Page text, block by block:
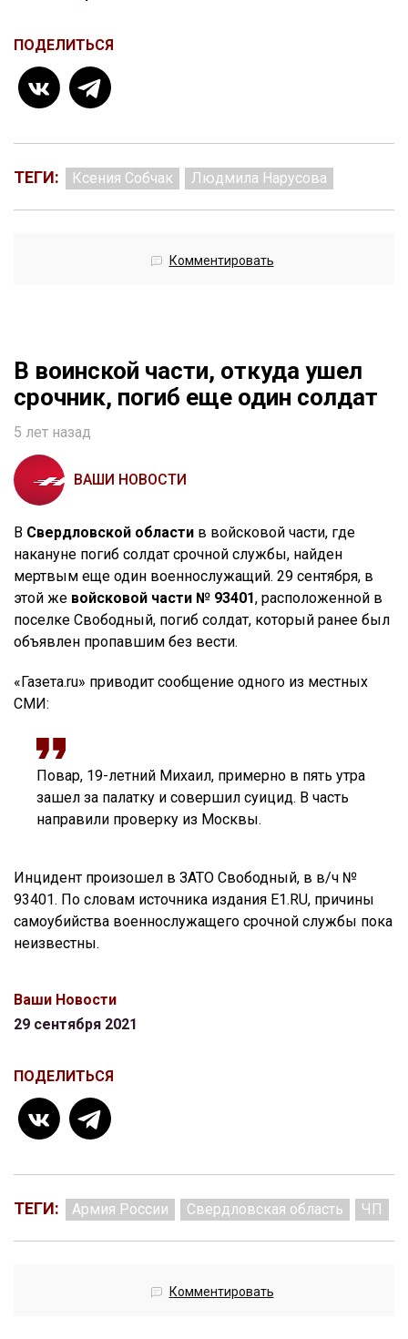
ПОДЕЛИТЬСЯ
ТЕГИ: Ксения Собчак Людмила Нарусова
Комментировать
В воинской части, откуда ушел
срочник, погиб еще один солдат
5 лет назад
ВАШИ НОВОСТИ
В Свердловской области в войсковой части, где
накануне погиб солдат срочной службы, найден
мертвым еще один военнослужащий. 29 сентября, в
этой же войсковой части № 93401, расположенной в
поселке Свободный, погиб солдат, который ранее был
объявлен пропавшим без вести.
«Газета.ru» приводит сообщение одного из местных
СМИ:
Повар, 19-летний Михаил, примерно в пять утра
зашел за палатку и совершил суицид. В часть
направили проверку из Москвы.
Инцидент произошел в ЗАТО Свободный, в в/ч №
93401. По словам источника издания E1.RU, причины
самоубийства военнослужащего срочной службы пока
неизвестны.
Ваши Новости
29 сентября 2021
ПОДЕЛИТЬСЯ
ТЕГИ: Армия России Свердловская область ЧП
Комментировать